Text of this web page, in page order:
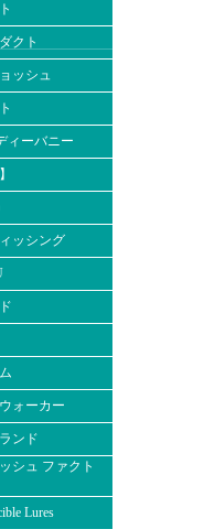
クト
ッシュ
ィーバニー
ッシング
ォーカー
ンド
シュ ファクト
Lures